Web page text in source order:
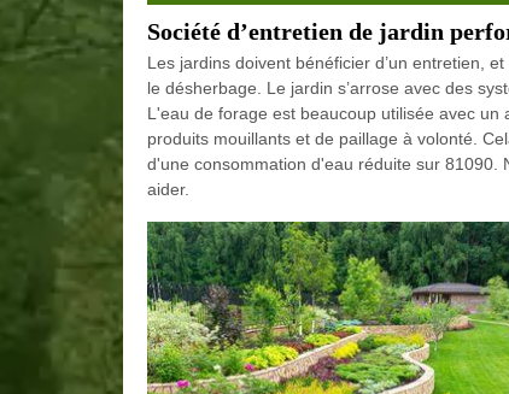
Société d’entretien de jardin
Les jardins doivent bénéficier d’un entretien,
le désherbage. Le jardin s’arrose avec des
L'eau de forage est beaucoup utilisée avec
produits mouillants et de paillage à volonté.
d'une consommation d'eau réduite sur 81090.
aider.